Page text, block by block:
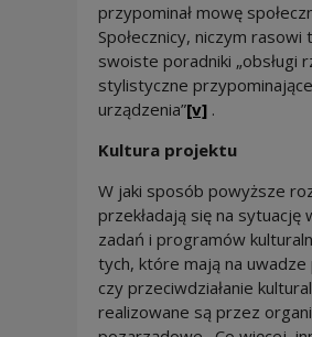
przypominał mowę
Społecznicy, niczym rasowi
swoiste poradniki „obsługi
stylistyczne
urządzenia”[v].
Kultura projektu
W jaki sposób powyższe
przekładają się na sytuację
zadań i programów
tych, które mają na
czy przeciwdziałanie
realizowane są przez